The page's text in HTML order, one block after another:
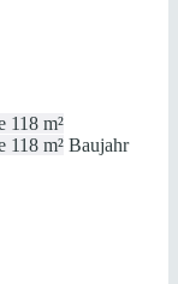
118 m²
118 m² Baujahr